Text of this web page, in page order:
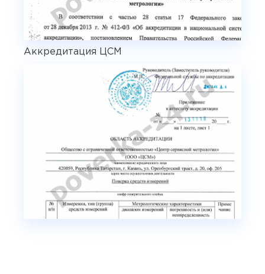
Аккредитация ЦСМ